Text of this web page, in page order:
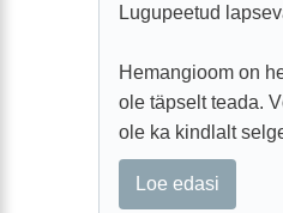
Lugupeetud
Hemangioom on
ole täpselt teada.
ole ka kindlalt
Loe edasi